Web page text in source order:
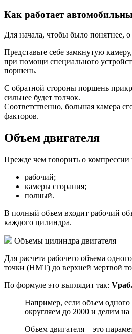
Как работает
Для начала, чтобы было понятнее,
Представьте себе замкнутую
при помощи специального
поршень.
С обратной стороны поршень
сильнее будет толчок.
Соответственно, большая камера
факторов.
Объем двигателя
Прежде чем говорить о компрессии
рабочий;
камеры сгорания;
полный.
В полный объем входит рабочий
каждого цилиндра.
Объемы цилиндра двигателя
Для расчета рабочего объема
точки (НМТ) до верхней мертвой
По формуле это выглядит так:
Например, если объем
округляем до 2000 и делим
Объем двигателя – это